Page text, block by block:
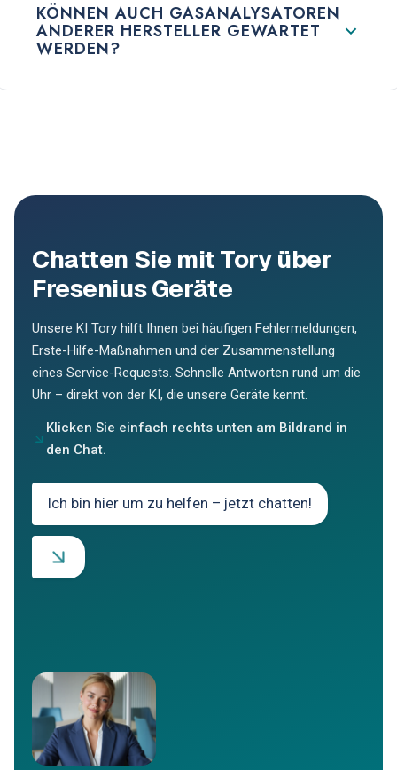
KÖNNEN AUCH GASANALYSATOREN
ANDERER HERSTELLER GEWARTET
WERDEN?
Chatten Sie mit Tory über
Fresenius Geräte
Unsere KI Tory hilft Ihnen bei häufigen Fehlermeldungen,
Erste-Hilfe-Maßnahmen und der Zusammenstellung
eines Service-Requests. Schnelle Antworten rund um die
Uhr – direkt von der KI, die unsere Geräte kennt.
Klicken Sie einfach rechts unten am Bildrand in
den Chat.
Ich bin hier um zu helfen – jetzt chatten!